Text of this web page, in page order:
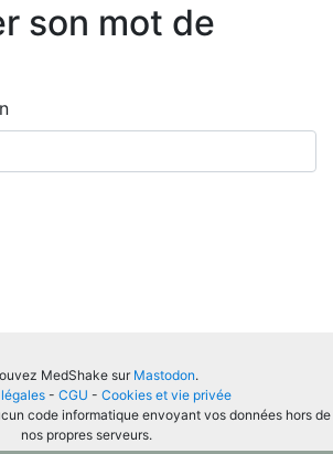
son mot de
MedShake sur Mastodon.
- CGU - Cookies et vie privée
code informatique envoyant vos données hors de
nos propres serveurs.